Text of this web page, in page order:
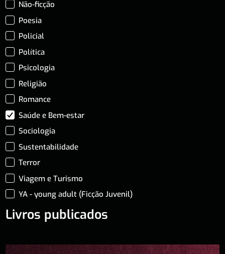
Não-ficção
Poesia
Policial
Política
Psicologia
Religião
Romance
Saúde e Bem-estar
Sociologia
Sustentabilidade
Terror
Viagem e Turismo
YA - young adult (Ficção Juvenil)
Livros publicados